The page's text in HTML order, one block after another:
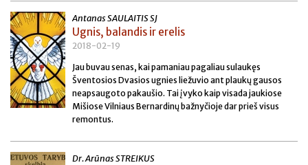
Antanas SAULAITIS SJ
Ugnis, balandis ir erelis
2018-02-19
Jau buvau senas, kai pamaniau pagaliau sulaukęs
Šventosios Dvasios ugnies liežuvio ant plaukų gausos
neapsaugoto pakaušio. Tai įvyko kaip visada jaukiose
Mišiose Vilniaus Bernardinų bažnyčioje dar prieš visus
remontus.
Dr. Arūnas STREIKUS